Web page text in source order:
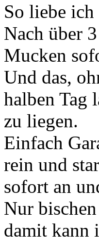
So liebe ich
Nach über
Mucken
Und das,
halben Tag
zu liegen.
Einfach
rein und
sofort an
Nur
damit kann